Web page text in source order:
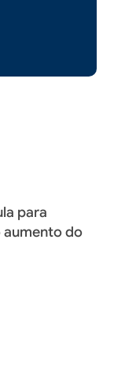
é
para
do